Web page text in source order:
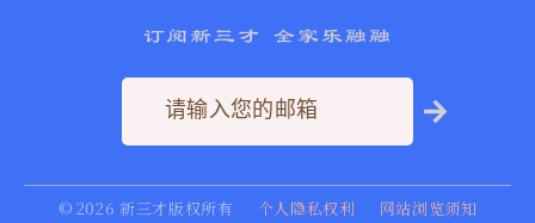
订阅新三才 全家乐融融
© 2026 新三才版权所有 个人隐私权利 网站浏览须知